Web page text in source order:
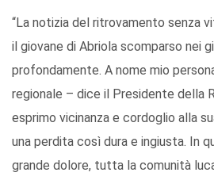
“La notizia del ritrovamento senza
il giovane di Abriola scomparso nei
profondamente. A nome mio
regionale – dice il Presidente della
esprimo vicinanza e cordoglio alla
una perdita così dura e ingiusta. In
grande dolore, tutta la comunità